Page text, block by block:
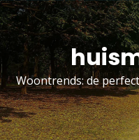
Skip
to
content
Woontrends: de